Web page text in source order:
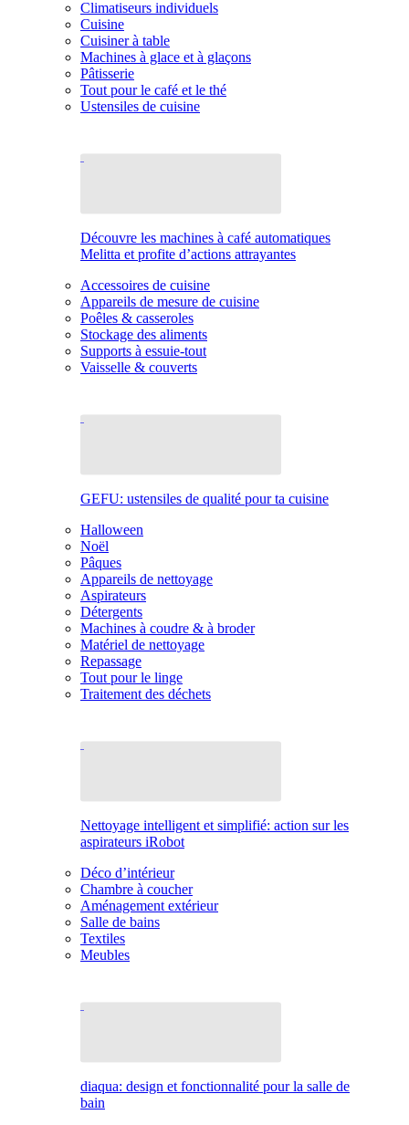
Climatiseurs individuels
Cuisine
Cuisiner à table
Machines à glace et à glaçons
Pâtisserie
Tout pour le café et le thé
Ustensiles de cuisine
Découvre les machines à café automatiques
Melitta et profite d’actions attrayantes
Accessoires de cuisine
Appareils de mesure de cuisine
Poêles & casseroles
Stockage des aliments
Supports à essuie-tout
Vaisselle & couverts
GEFU: ustensiles de qualité pour ta cuisine
Halloween
Noël
Pâques
Appareils de nettoyage
Aspirateurs
Détergents
Machines à coudre & à broder
Matériel de nettoyage
Repassage
Tout pour le linge
Traitement des déchets
Nettoyage intelligent et simplifié: action sur les
aspirateurs iRobot
Déco d’intérieur
Chambre à coucher
Aménagement extérieur
Salle de bains
Textiles
Meubles
diaqua: design et fonctionnalité pour la salle de
bain